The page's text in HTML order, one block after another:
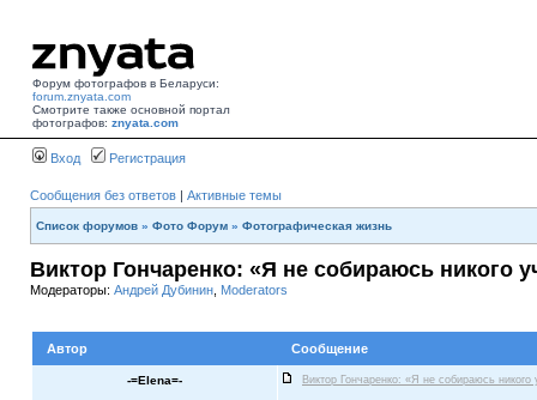
Форум фотографов в Беларуси:
forum.znyata.com
Смотрите также основной портал
фотографов: znyata.com
Вход Регистрация
Сообщения без ответов | Активные темы
Список форумов » Фото Форум » Фотографическая жизнь
Виктор Гончаренко: «Я не собираюсь никого
Модераторы: Андрей Дубинин Moderators
Автор Сообщение
-=Elena=- Виктор Гончаренко: «Я не собираюсь никого